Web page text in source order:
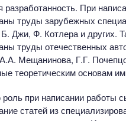
разработанность. При
труды зарубежных
Джи, Ф. Котлера и других.
труды отечественных
Мещанинова, Г.Г.
теоретическим основам
при написании работы
статей из